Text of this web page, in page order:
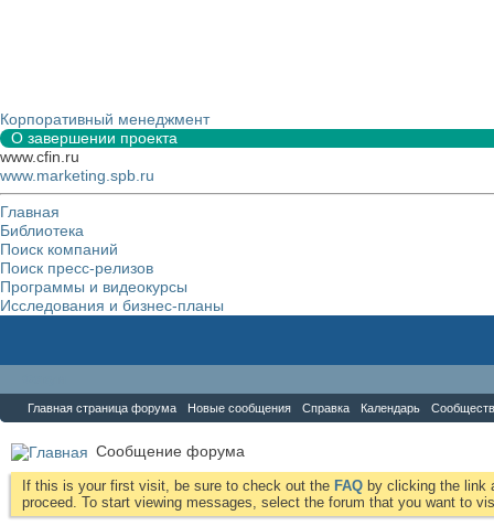
Корпоративный менеджмент
О завершении проекта
www.cfin.ru
www.marketing.spb.ru
Главная
Библиотека
Поиск компаний
Поиск пресс-релизов
Программы и видеокурсы
Исследования и бизнес-планы
Главная страница форума Новые сообщения Справка Календарь
Сообщение форума
If this is your first visit, be sure to check out the FAQ by clicking the link
proceed. To start viewing messages, select the forum that you want to